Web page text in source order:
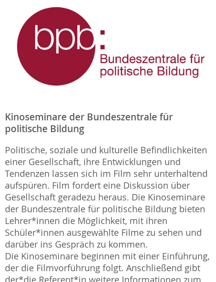
Kinoseminare der Bundeszentrale für
politische Bildung
Politische, soziale und kulturelle Befindlichkeiten
einer Gesellschaft, ihre Entwicklungen und
Tendenzen lassen sich im Film sehr unterhaltend
aufspüren. Film fordert eine Diskussion über
Gesellschaft geradezu heraus. Die Kinoseminare
der Bundeszentrale für politische Bildung bieten
Lehrer*innen die Möglichkeit, mit ihren
Schüler*innen ausgewählte Filme zu sehen und
darüber ins Gespräch zu kommen.
Die Kinoseminare beginnen mit einer Einführung,
der die Filmvorführung folgt. Anschließend gibt